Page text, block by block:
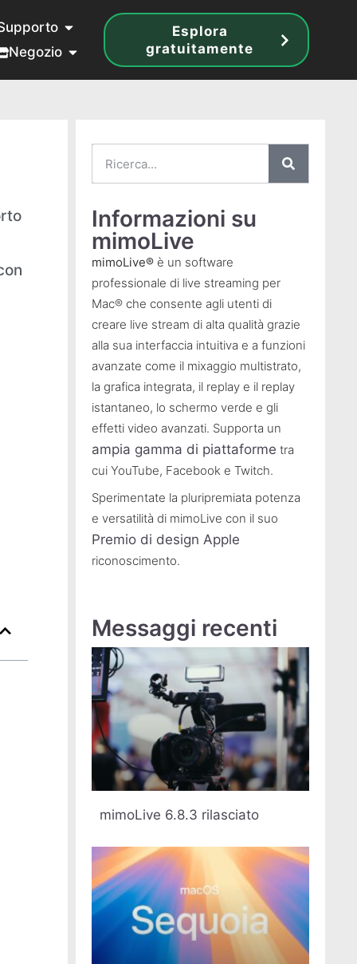
Negozio
Esplora
gratuitamente
Informazioni su
mimoLive
mimoLive®è un software
professionale di live streaming per
Mac® che consente agli utenti di
creare live stream di alta qualità grazie
alla sua interfaccia intuitiva e a funzioni
avanzate come il mixaggio multistrato,
la grafica integrata, il replay e il replay
istantaneo, lo schermo verde e gli
effetti video avanzati. Supporta un
ampia gamma di piattaforme tra
cui YouTube, Facebook e Twitch.
Sperimentate la pluripremiata potenza
e versatilità di mimoLive con il suo
Premio di design Apple
riconoscimento.
Messaggi recenti
mimoLive 6.8.3 rilasciato